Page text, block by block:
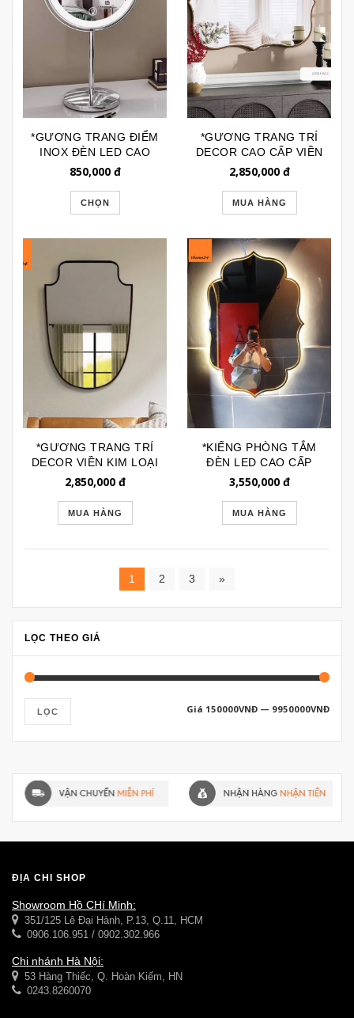
*GƯƠNG TRANG ĐIỂM
INOX ĐÈN LED CAO
CẤP GTD160A
850,000đ
CHỌN
*GƯƠNG TRANG TRÍ
DECOR CAO CẤP VIỀN
INOX DÁNG
2,850,000đ
MUA HÀNG
*GƯƠNG TRANG TRÍ
DECOR VIỀN KIM LOẠI
MẢNH GTR228B
2,850,000đ
MUA HÀNG
*KIẾNG PHÒNG TẮM
ĐÈN LED CAO CẤP
VIỀN INOX KIỂU
3,550,000đ
MUA HÀNG
1 2 3 »
LỌC THEO GIÁ
LỌC Giá 150000VNĐ — 9950000VNĐ
ĐỊA CHỈ SHOP
Showroom Hồ CHí Minh:
351/125 Lê Đại Hành, P.13, Q.11, HCM
0906.106.951 / 0902.302.966
Chi nhánh Hà Nội:
53 Hàng Thiếc, Q. Hoàn Kiếm, HN
0243.8260070